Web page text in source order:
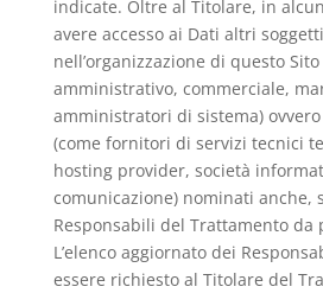
indicate. Oltre al Titolare, in
avere accesso ai Dati altri
nell’organizzazione di questo
amministrativo, commerciale,
amministratori di sistema)
(come fornitori di servizi tecnici
hosting provider, società
comunicazione) nominati anche,
Responsabili del Trattamento da
L’elenco aggiornato dei
essere richiesto al Titolare del